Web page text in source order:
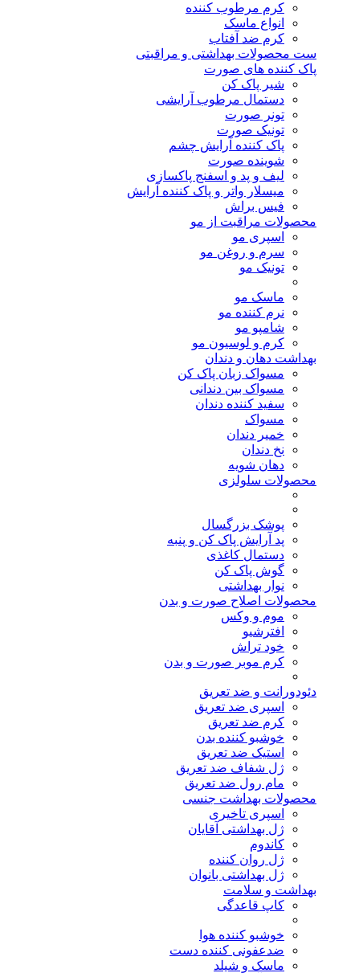
کرم مرطوب کننده
انواع ماسک
کرم ضد آفتاب
ست محصولات بهداشتی و مراقبتی
پاک کننده های صورت
شیر پاک کن
دستمال مرطوب آرایشی
تونر صورت
تونیک صورت
پاک کننده آرایش چشم
شوینده صورت
لیف و پد و اسفنج پاکسازی
میسلار واتر و پاک کننده آرایش
فیس براش
محصولات مراقبت از مو
اسپری مو
سرم و روغن مو
تونیک مو
ماسک مو
نرم کننده مو
شامپو مو
کرم و لوسیون مو
بهداشت دهان و دندان
مسواک زبان پاک کن
مسواک بین دندانی
سفید کننده دندان
مسواک
خمیر دندان
نخ دندان
دهان شویه
محصولات سلولزی
پوشک بزرگسال
پد آرایش پاک کن و پنبه
دستمال کاغذی
گوش پاک کن
نوار بهداشتی
محصولات اصلاح صورت و بدن
موم و وکس
افترشیو
خود تراش
کرم موبر صورت و بدن
دئودورانت و ضد تعریق
اسپری ضد تعریق
کرم ضد تعریق
خوشبو کننده بدن
استیک ضد تعریق
ژل شفاف ضد تعریق
مام رول ضد تعریق
محصولات بهداشت جنسی
اسپری تاخیری
ژل بهداشتی آقایان
کاندوم
ژل روان کننده
ژل بهداشتی بانوان
بهداشت و سلامت
کاپ قاعدگی
خوشبو کننده هوا
ضدعفونی کننده دست
ماسک و شیلد